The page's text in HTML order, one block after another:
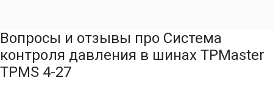
Вопросы и отзывы про Система
контроля давления в шинах TPMaster
TPMS 4-27